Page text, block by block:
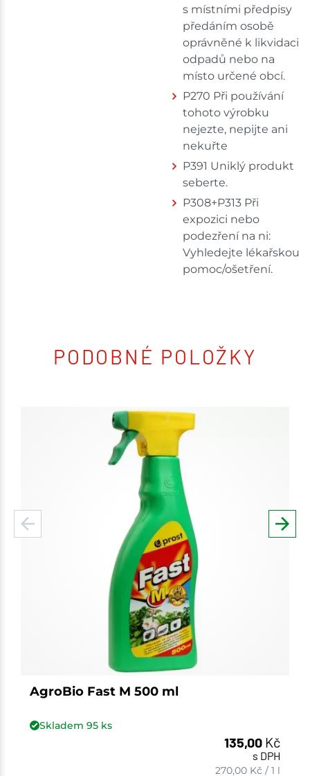
s místními předpisy
předáním osobě
oprávněné k likvidaci
odpadů nebo na
místo určené obcí.
P270 Při používání
tohoto výrobku
nejezte, nepijte ani
nekuřte
P391 Uniklý produkt
seberte.
P308+P313 Při
expozici nebo
podezření na ni:
Vyhledejte lékařskou
pomoc/ošetření.
PODOBNÉ POLOŽKY
AgroBio Fast M 500 ml
Skladem 95ks
135,00 Kč
s DPH
270,00 Kč /1 l